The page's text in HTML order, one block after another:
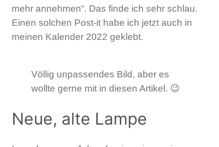
mehr annehmen“. Das finde ich sehr schlau.
Einen solchen Post-it habe ich jetzt auch in
meinen Kalender 2022 geklebt.
Völlig unpassendes Bild, aber es
wollte gerne mit in diesen Artikel. 😉
Neue, alte Lampe